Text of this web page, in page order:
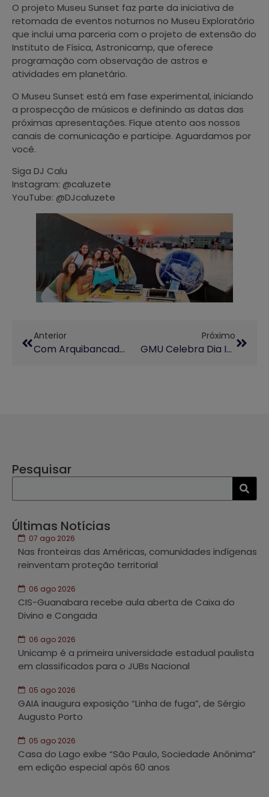
O projeto Museu Sunset faz parte da iniciativa de
retomada de eventos noturnos no Museu Exploratório
que inclui uma parceria com o projeto de extensão do
Instituto de Física, Astronicamp, que oferece
programação com observação de astros e
atividades em planetário.
O Museu Sunset está em fase experimental, iniciando
a prospecção de músicos e definindo as datas das
próximas apresentações. Fique atento aos nossos
canais de comunicação e participe. Aguardamos por
você.
Siga DJ Calu
Instagram: @caluzete
YouTube: @DJcaluzete
Anterior
Com Arquibancadas Lotadas, Unicamp Homenageia Milton Nascimento
Próximo
GMU Celebra Dia Internacional Das Mulheres Com Programação Especial
Pesquisar
Últimas Notícias
07 ago 2026
Nas fronteiras das Américas, comunidades indígenas
reinventam proteção territorial
06 ago 2026
CIS-Guanabara recebe aula aberta de Caixa do
Divino e Congada
06 ago 2026
Unicamp é a primeira universidade estadual paulista
em classificados para o JUBs Nacional
05 ago 2026
GAIA inaugura exposição “Linha de fuga”, de Sérgio
Augusto Porto
05 ago 2026
Casa do Lago exibe “São Paulo, Sociedade Anônima”
em edição especial após 60 anos